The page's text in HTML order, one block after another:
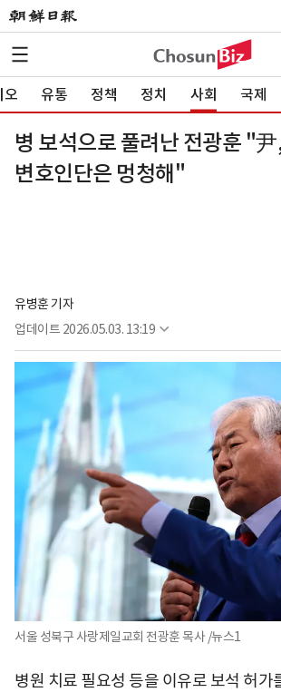
오 유통 정책 정치 사회 국제
병 보석으로 풀려난 전광훈 "
변호인단은 멍청해"
유병훈 기자
업데이트 2026.05.03. 13:19
서울 성북구 사랑제일교회 전광훈 목사 /뉴스1
병원 치료 필요성 등을 이유로 보석 허가